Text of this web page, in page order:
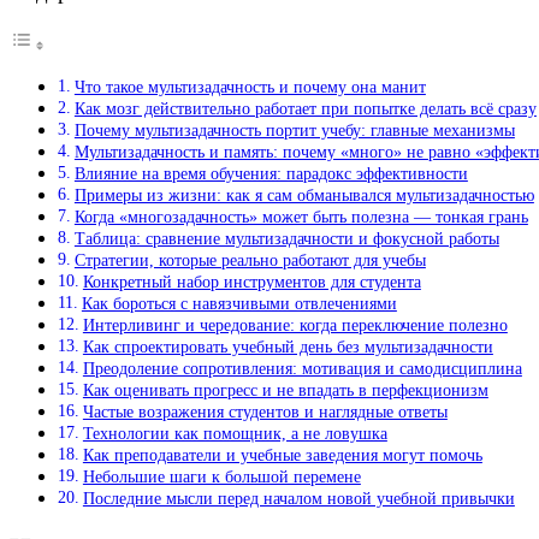
Что такое мультизадачность и почему она манит
Как мозг действительно работает при попытке делать всё сразу
Почему мультизадачность портит учебу: главные механизмы
Мультизадачность и память: почему «много» не равно
Влияние на время обучения: парадокс эффективности
Примеры из жизни: как я сам обманывался мультизадачностью
Когда «многозадачность» может быть полезна — тонкая грань
Таблица: сравнение мультизадачности и фокусной работы
Стратегии, которые реально работают для учебы
Конкретный набор инструментов для студента
Как бороться с навязчивыми отвлечениями
Интерливинг и чередование: когда переключение полезно
Как спроектировать учебный день без мультизадачности
Преодоление сопротивления: мотивация и самодисциплина
Как оценивать прогресс и не впадать в перфекционизм
Частые возражения студентов и наглядные ответы
Технологии как помощник, а не ловушка
Как преподаватели и учебные заведения могут помочь
Небольшие шаги к большой перемене
Последние мысли перед началом новой учебной привычки